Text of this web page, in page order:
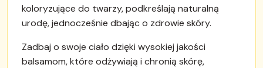
koloryzujące do twarzy, podkreślają naturalną
urodę, jednocześnie dbając o zdrowie skóry.
Zadbaj o swoje ciało dzięki wysokiej jakości
balsamom, które odżywiają i chronią skórę,